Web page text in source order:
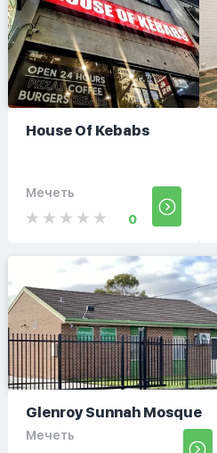
House Of Kebabs
Мечеть
0
Glenroy Sunnah Mosque
Мечеть